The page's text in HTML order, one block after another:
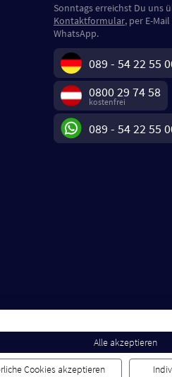
Sonntags erreichst Du uns
Kontaktformular, per E-
WhatsApp.
089 - 54 22 55
0800 29 74 58
kostenfrei
089 - 54 22 55
Alle akzeptieren
Cookies akzeptieren